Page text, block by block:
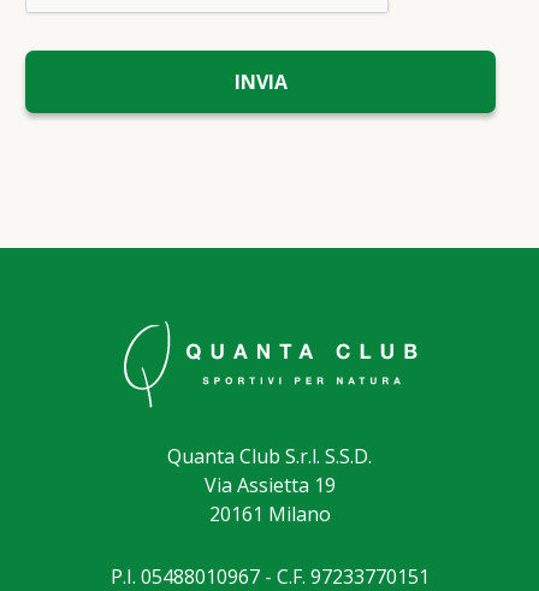
Quanta Club S.r.l. S.S.D.
Via Assietta 19
20161 Milano
P.I. 05488010967 - C.F. 97233770151